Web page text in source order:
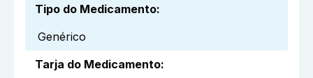
Tipo do Medicamento:
Genérico
Tarja do Medicamento: